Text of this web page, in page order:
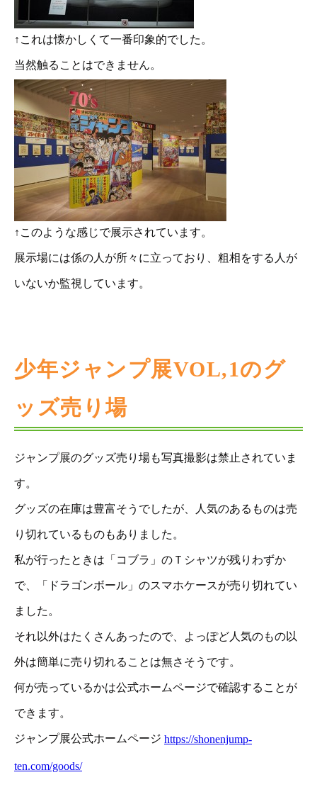
↑これは懐かしくて一番印象的でした。
当然触ることはできません。
↑このような感じで展示されています。
展示場には係の人が所々に立っており、粗相をする人が
いないか監視しています。
少年ジャンプ展VOL,1のグ
ッズ売り場
ジャンプ展のグッズ売り場も写真撮影は禁止されていま
す。
グッズの在庫は豊富そうでしたが、人気のあるものは売
り切れているものもありました。
私が行ったときは「コブラ」のＴシャツが残りわずか
で、「ドラゴンボール」のスマホケースが売り切れてい
ました。
それ以外はたくさんあったので、よっぽど人気のもの以
外は簡単に売り切れることは無さそうです。
何が売っているかは公式ホームページで確認することが
できます。
ジャンプ展公式ホームページ https://shonenjump-
ten.com/goods/